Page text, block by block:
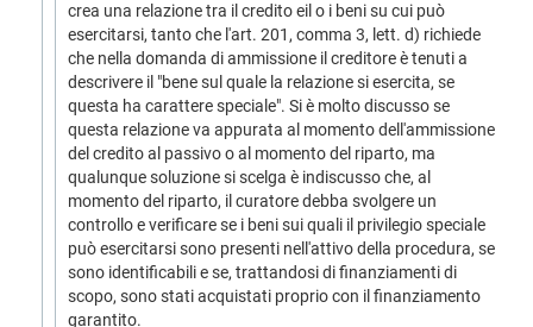
crea una relazione tra il credito eil o i beni su cui può
esercitarsi, tanto che l'art. 201, comma 3, lett. d) richiede
che nella domanda di ammissione il creditore è tenuti a
descrivere il "bene sul quale la relazione si esercita, se
questa ha carattere speciale". Si è molto discusso se
questa relazione va appurata al momento dell'ammissione
del credito al passivo o al momento del riparto, ma
qualunque soluzione si scelga è indiscusso che, al
momento del riparto, il curatore debba svolgere un
controllo e verificare se i beni sui quali il privilegio speciale
può esercitarsi sono presenti nell'attivo della procedura, se
sono identificabili e se, trattandosi di finanziamenti di
scopo, sono stati acquistati proprio con il finanziamento
garantito.